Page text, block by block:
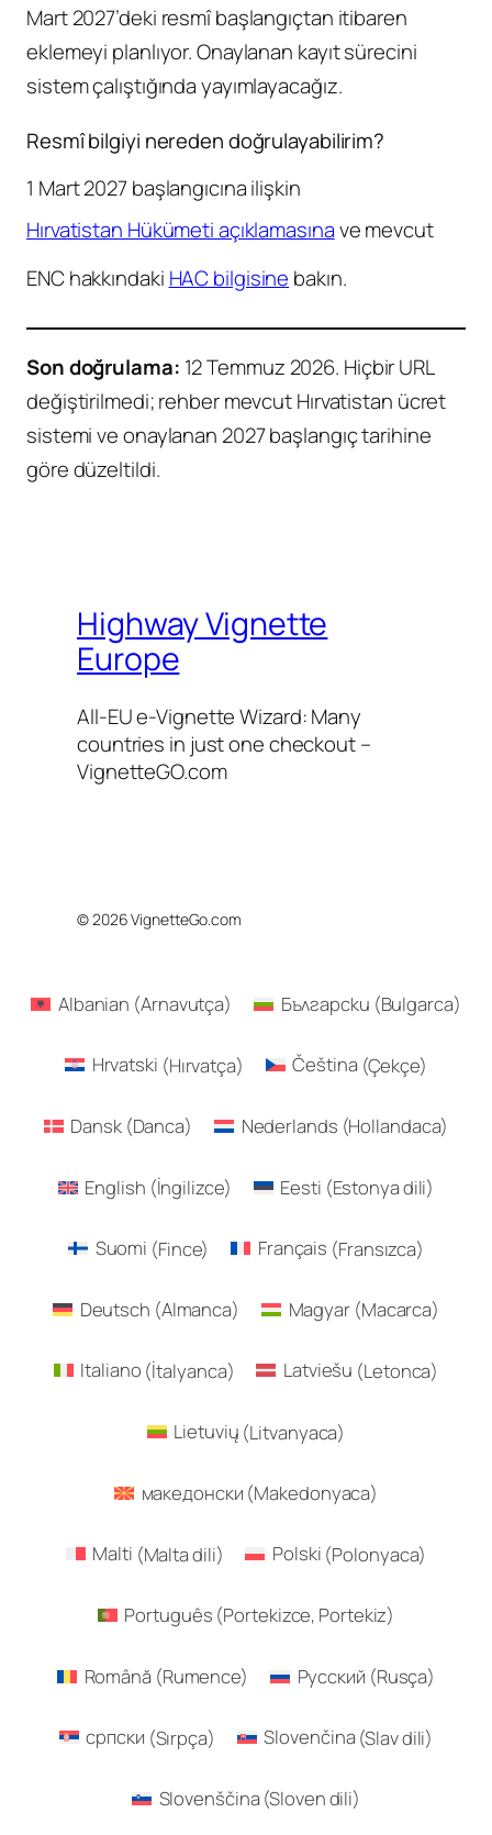
Mart 2027’deki resmî başlangıçtan itibaren
eklemeyi planlıyor. Onaylanan kayıt sürecini
sistem çalıştığında yayımlayacağız.
Resmî bilgiyi nereden doğrulayabilirim?
1 Mart 2027 başlangıcına ilişkin
Hırvatistan Hükümeti açıklamasınave mevcut
ENC hakkındaki HAC bilgisine bakın.
Son doğrulama: 12 Temmuz 2026. Hiçbir URL
değiştirilmedi; rehber mevcut Hırvatistan ücret
sistemi ve onaylanan 2027 başlangıç tarihine
göre düzeltildi.
Highway Vignette
Europe
All-EU e-Vignette Wizard: Many
countries in just one checkout –
VignetteGO.com
© 2026 VignetteGo.com
Albanian (Arnavutça) Български (Bulgarca)
Hrvatski (Hırvatça) Čeština(Çekçe)
Dansk(Danca) Nederlands (Hollandaca)
English (İngilizce) Eesti (Estonya dili)
Suomi (Fince) Français (Fransızca)
Deutsch (Almanca) Magyar (Macarca)
Italiano (İtalyanca) Latviešu (Letonca)
Lietuvių (Litvanyaca)
македонски (Makedonyaca)
Malti (Malta dili) Polski (Polonyaca)
Português (Portekizce, Portekiz)
Română(Rumence) Русский (Rusça)
српски (Sırpça) Slovenčina(Slav dili)
Slovenščina(Sloven dili)